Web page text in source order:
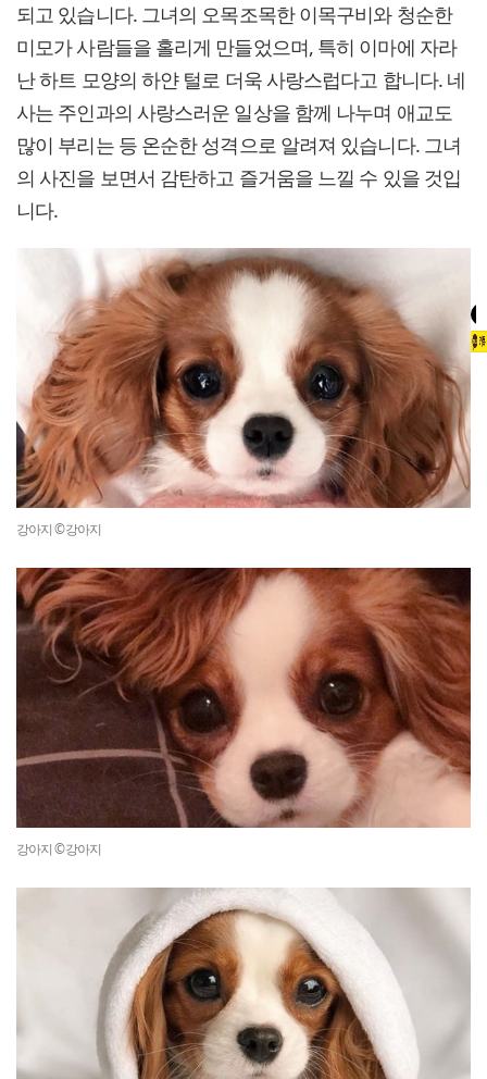
되고 있습니다. 그녀의 오목조목한 이목구비와 청순한
미모가 사람들을 홀리게 만들었으며, 특히 이마에 자라
난 하트 모양의 하얀 털로 더욱 사랑스럽다고 합니다. 네
사는 주인과의 사랑스러운 일상을 함께 나누며 애교도
많이 부리는 등 온순한 성격으로 알려져 있습니다. 그녀
의 사진을 보면서 감탄하고 즐거움을 느낄 수 있을 것입
니다.
강아지 ©강아지
강아지 ©강아지